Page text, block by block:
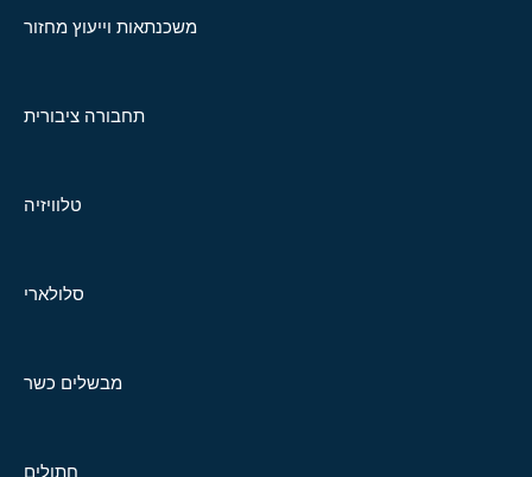
משכנתאות וייעוץ מחזור
תחבורה ציבורית
טלוויזיה
סלולארי
מבשלים כשר
חתולים